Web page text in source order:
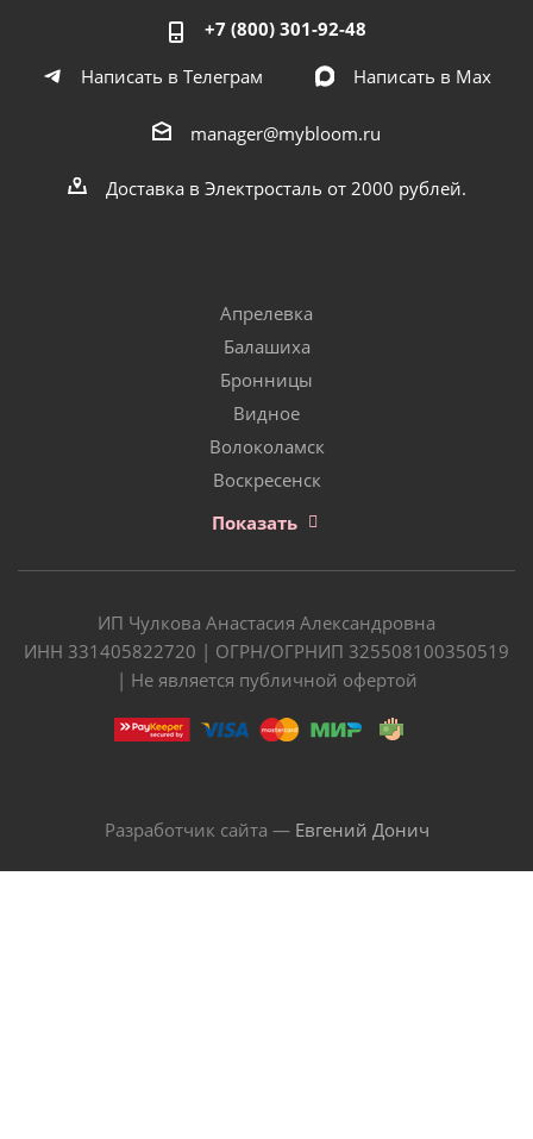
+7 (800) 301-92-48
Написать в Телеграм
Написать в Мах
manager@mybloom.ru
Доставка в Электросталь от 2000 рублей.
Апрелевка
Балашиха
Бронницы
Видное
Волоколамск
Воскресенск
Показать
ИП Чулкова Анастасия Александровна
ИНН 331405822720 | ОГРН/ОГРНИП 325508100350519
| Не является публичной офертой
Разработчик сайта — Евгений Донич